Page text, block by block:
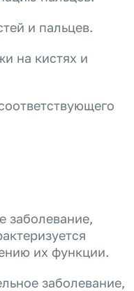
и пальцев.
на кистях и
заболевание,
их функции.
заболевание,